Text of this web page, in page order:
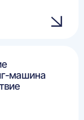
машина